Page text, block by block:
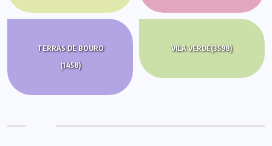
TERRAS DE BOURO
(1458)
VILA VERDE(3598)